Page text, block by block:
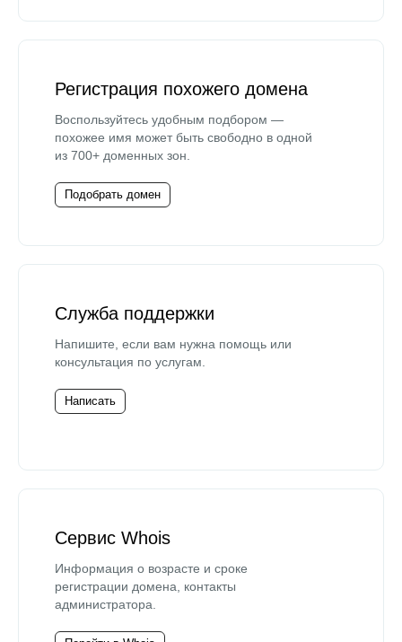
Регистрация похожего домена
Воспользуйтесь удобным подбором —
похожее имя может быть свободно в одной
из 700+ доменных зон.
Подобрать домен
Служба поддержки
Напишите, если вам нужна помощь или
консультация по услугам.
Написать
Сервис Whois
Информация о возрасте и сроке
регистрации домена, контакты
администратора.